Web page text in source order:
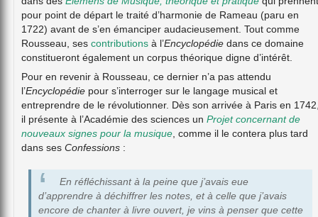
pour point de départ le traité d’harmonie de Rameau (paru en
1722) avant de s’en émanciper audacieusement. Tout comme
Rousseau, ses contributions à l’Encyclopédie dans ce domaine
constitueront également un corpus théorique digne d’intérêt.
Pour en revenir à Rousseau, ce dernier n’a pas attendu
l’Encyclopédie pour s’interroger sur le langage musical et
entreprendre de le révolutionner. Dès son arrivée à Paris en
il présente à l’Académie des sciences un Projet concernant de
nouveaux signes pour la musique , comme il le contera plus tard
dans ses Confessions :
En réfléchissant à la peine que j’avais eue
d’apprendre à déchiffrer les notes, et à celle que j’avais
encore de chanter à livre ouvert, je vins à penser que cette